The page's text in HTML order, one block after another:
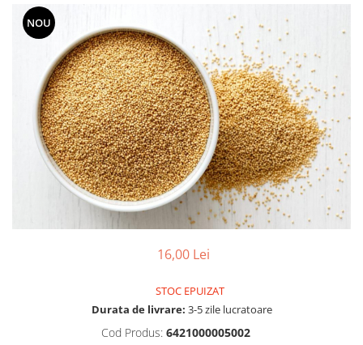
FRUCTE LA CONSERVĂ
OȚETURI ȘI SOSURI
FĂINĂ FĂRĂ GLUTEN
BĂUTURI / LAPTE VEGETAL
OREZ ȘI CEREALE
PASTE
CREME ȘI PASTE TARTINABILE
CONDIMENTE
CEAIURI GRECEȘTI
CIOCOLATĂ ȘI CACAO
PRODUSE ECO / ORGANICE
NOU
16,00 Lei
STOC EPUIZAT
Durata de livrare: 3-5 zile lucratoare
Cod Produs: 6421000005002